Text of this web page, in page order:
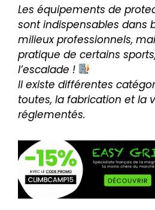
Les équipements de
sont indispensables dans
milieux professionnels,
pratique de certains
l’escalade !
Il existe différentes
toutes, la fabrication et la
réglementés.